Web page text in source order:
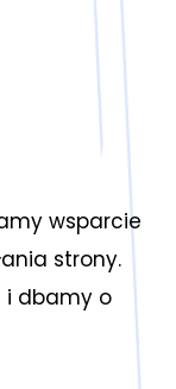
wsparcie
strony.
i dbamy o